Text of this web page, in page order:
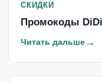
СКИДКИ
Промокоды DiDi
Читать дальше→